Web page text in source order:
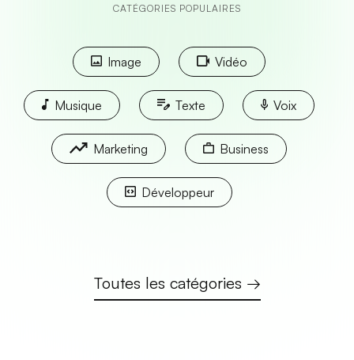
CATÉGORIES POPULAIRES
Image Vidéo
Musique Texte Voix
Marketing Business
Développeur
Toutes les catégories →